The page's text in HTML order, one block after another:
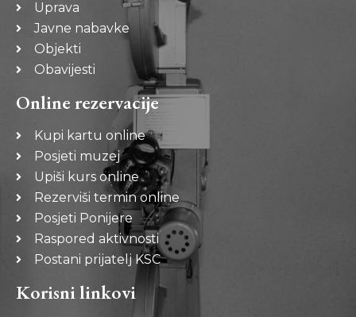
Uprava
Javne nabavke
Objekti
Obavijesti
Online rezervacije
Kupi kartu online
Posjeti muzej
Upiši kurs online
Rezerviši termin online
Posjeti Ponijere
Raspored aktivnosti
Postani prijatelj KSC
Korisni linkovi